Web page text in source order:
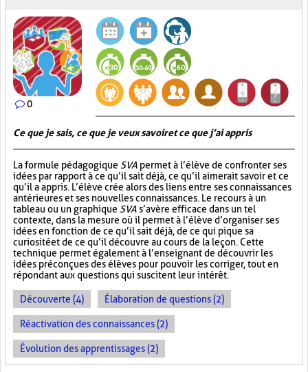
0
Ce que je sais, ce que je veux savoir et ce que j’ai appris
La formule pédagogique SVA permet à l’élève de confronter ses
idées par rapport à ce qu’il sait déjà, ce qu’il aimerait savoir et ce
qu’il a appris. L’élève crée alors des liens entre ses connaissances
antérieures et ses nouvelles connaissances. Le recours à un
tableau ou un graphique SVA s’avère efficace dans un tel
contexte, dans la mesure où il permet à l’élève d’organiser ses
idées en fonction de ce qu’il sait déjà, de ce qui pique sa
curiosité et de ce qu’il découvre au cours de la leçon. Cette
technique permet également à l’enseignant de découvrir les
idées préconçues des élèves pour pouvoir les corriger, tout en
répondant aux questions qui suscitent leur intérêt.
Découverte (4) Élaboration de questions (2)
Réactivation des connaissances (2)
Évolution des apprentissages (2)